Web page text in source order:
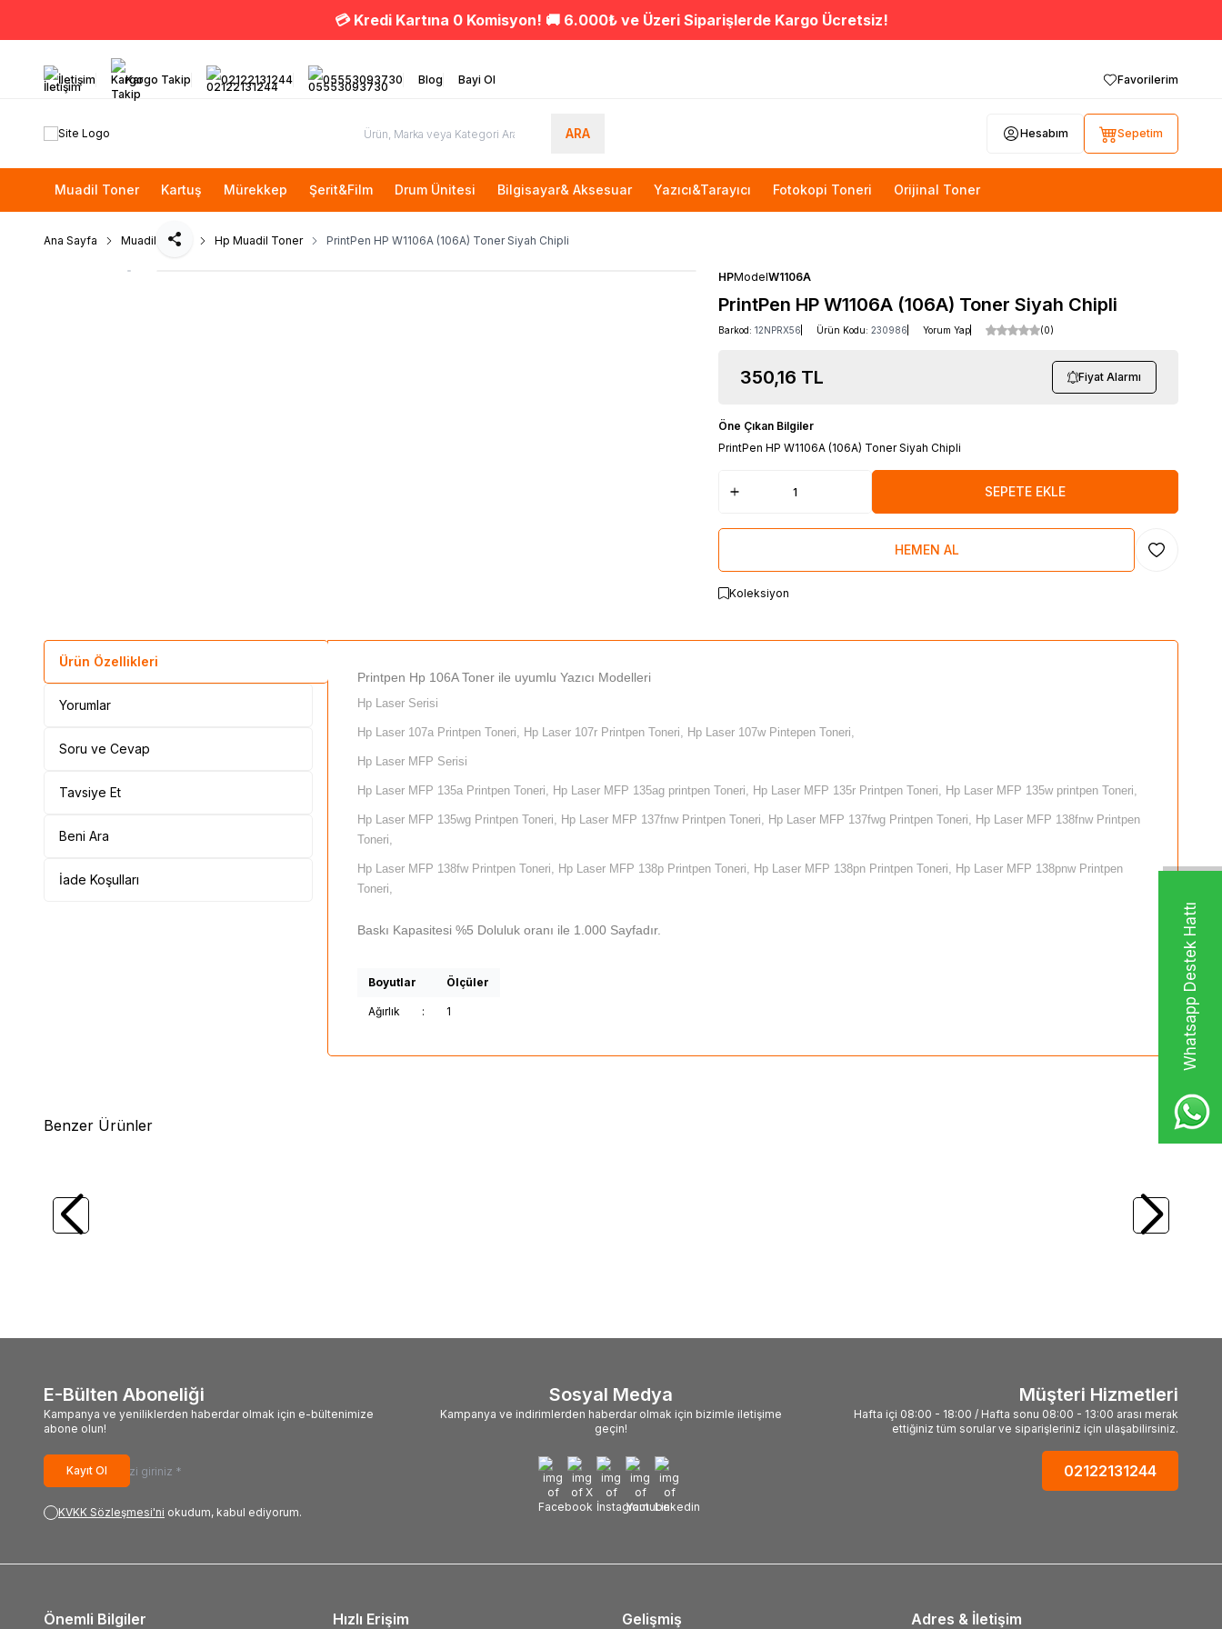
Whatsapp Destek Hattı
💳 Kredi Kartına 0 Komisyon! 🚚 6.000₺ ve Üzeri Siparişlerde Kargo Ücretsiz!
İletişim Kargo Takip 02122131244 05553093730 Blog Bayi Ol Favorilerim
ARA Hesabım Sepetim
Muadil Toner Kartuş Mürekkep Şerit&Film Drum Ünitesi Bilgisayar& Aksesuar Yazıcı&Tarayıcı Fotokopi Toneri Orijinal Toner
Ana Sayfa Muadil Toner Hp Muadil Toner PrintPen HP W1106A (106A) Toner Siyah Chipli
Paylaş
HPModelW1106A
PrintPen HP W1106A (106A) Toner Siyah Chipli
Barkod: 12NPRX56 Ürün Kodu: 230986 Yorum Yap (0)
350,16 TL Fiyat Alarmı
Öne Çıkan Bilgiler
PrintPen HP W1106A (106A) Toner Siyah Chipli
SEPETE EKLE
HEMEN AL Favoriye
Koleksiyon
Ürün Özellikleri
Yorumlar
Soru ve Cevap
Tavsiye Et
Beni Ara
İade Koşulları
Printpen Hp 106A Toner ile uyumlu Yazıcı Modelleri
Hp Laser Serisi
Hp Laser 107a Printpen Toneri, Hp Laser 107r Printpen Toneri, Hp Laser 107w Pintepen Toneri,
Hp Laser MFP Serisi
Hp Laser MFP 135a Printpen Toneri, Hp Laser MFP 135ag printpen Toneri, Hp Laser MFP 135r Printpen Toneri, Hp Laser MFP 135w printpen Toneri,
Hp Laser MFP 135wg Printpen Toneri, Hp Laser MFP 137fnw Printpen Toneri, Hp Laser MFP 137fwg Printpen Toneri, Hp Laser MFP 138fnw Printpen
Toneri,
Hp Laser MFP 138fw Printpen Toneri, Hp Laser MFP 138p Printpen Toneri, Hp Laser MFP 138pn Printpen Toneri, Hp Laser MFP 138pnw Printpen
Toneri,
Baskı Kapasitesi %5 Doluluk oranı ile 1.000 Sayfadır.
Boyutlar Ölçüler
Ağırlık : 1
Benzer Ürünler
HPHp CE250A (504A) Siyah Muadil
Toner
HP CE253A Kırmızı Muadil Toner - (HP
E-Bülten Aboneliği
Kampanya ve yeniliklerden haberdar olmak için e-bültenimize
abone olun!
Kayıt Ol
KVKK Sözleşmesi'ni okudum, kabul ediyorum.
Sosyal Medya
Kampanya ve indirimlerden haberdar olmak için bizimle iletişime
geçin!
Müşteri Hizmetleri
Hafta içi 08:00 - 18:00 / Hafta sonu 08:00 - 13:00 arası merak
ettiğiniz tüm sorular ve siparişleriniz için ulaşabilirsiniz.
02122131244
Adres & İletişim
Önemli Bilgiler Hızlı Erişim Gelişmiş